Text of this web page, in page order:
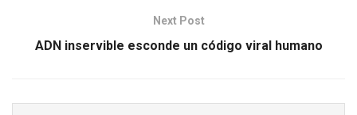
Next Post
ADN inservible esconde un código viral humano